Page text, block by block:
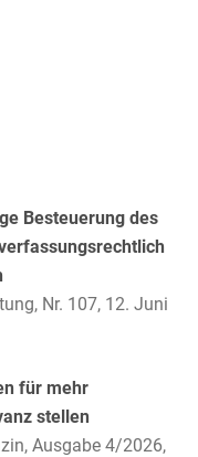
Besteuerung des
Nr. 107, 12. Juni
für mehr
stellen
Ausgabe 4/2026,